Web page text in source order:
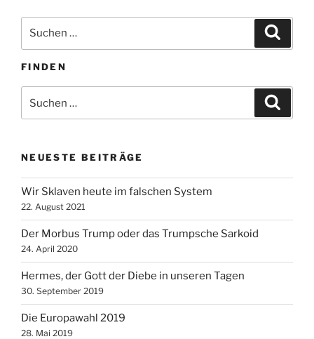
nach:
FINDEN
nach:
NEUESTE BEITRÄGE
Wir Sklaven heute im falschen System
22. August 2021
Der Morbus Trump oder das Trumpsche Sarkoid
24. April 2020
Hermes, der Gott der Diebe in unseren Tagen
30. September 2019
Die Europawahl 2019
28. Mai 2019